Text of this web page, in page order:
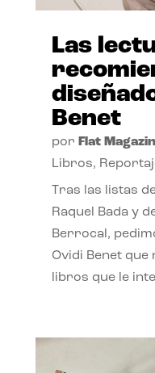
Las
Benet
por Flat
Libros,
Tras las listas
Raquel Bada y
Berrocal,
Ovidi Benet
libros que le